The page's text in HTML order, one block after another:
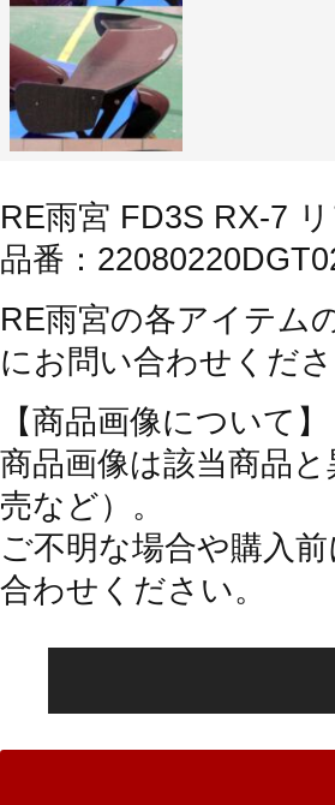
RE雨宮 FD3S RX-7
品番：
RE雨宮の各アイテム
にお問い合わせくださ
【商品画像について】
商品画像は該当商品
売など）。
ご不明な場合や購入
合わせください。